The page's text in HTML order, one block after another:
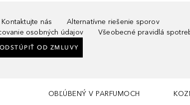
Kontaktujte nás
Alternatívne riešenie sporov
osobných údajov
Všeobecné pravidlá
ODSTÚPIŤ OD ZMLUVY
OBĽÚBENÝ V PARFUMOCH